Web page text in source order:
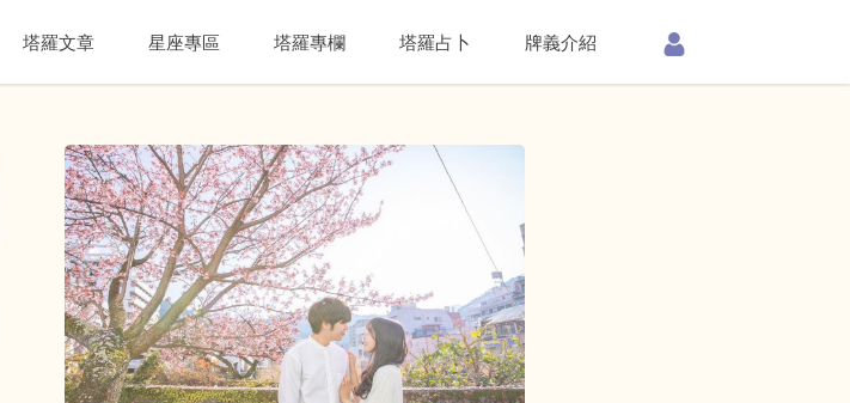
塔羅文章 星座專區 塔羅專欄 塔羅占卜 牌義介紹